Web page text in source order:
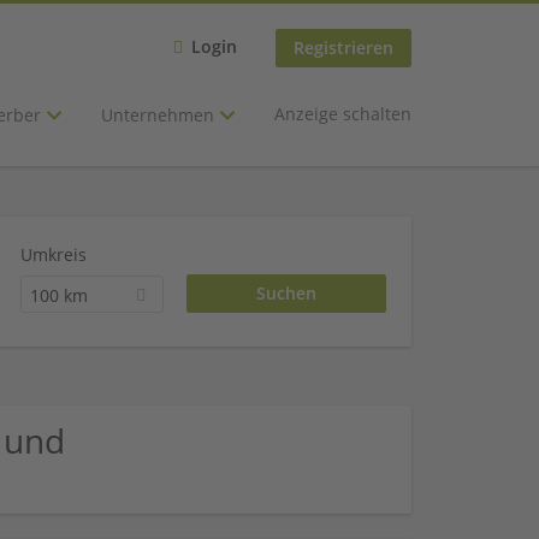
Login Registrieren
Unternehmen Anzeige schalten
Umkreis
100 km